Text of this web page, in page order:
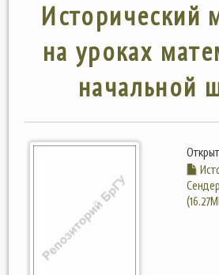
Исторический
на уроках
начальной